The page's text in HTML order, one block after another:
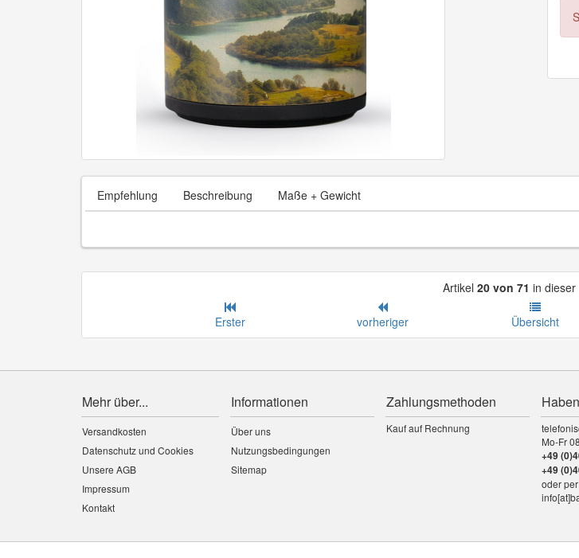
Empfehlung Beschreibung Maße + Gewicht
Artikel 20 von 71 in
Erster vorheriger Übersicht
Mehr über...
Versandkosten
Datenschutz und Cookies
Unsere AGB
Impressum
Kontakt
Informationen
Über uns
Nutzungsbedingungen
Sitemap
Zahlungsmethoden
Kauf auf Rechnung
Mo-Fr
+49
+49
oder